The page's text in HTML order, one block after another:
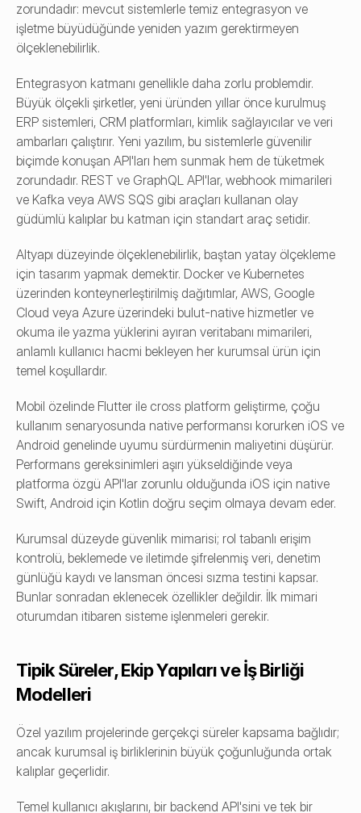
zorundadır: mevcut sistemlerle temiz entegrasyon ve
işletme büyüdüğünde yeniden yazım gerektirmeyen
ölçeklenebilirlik.
Entegrasyon katmanı genellikle daha zorlu problemdir.
Büyük ölçekli şirketler, yeni üründen yıllar önce kurulmuş
ERP sistemleri, CRM platformları, kimlik sağlayıcılar ve veri
ambarları çalıştırır. Yeni yazılım, bu sistemlerle güvenilir
biçimde konuşan API'ları hem sunmak hem de tüketmek
zorundadır. REST ve GraphQL API'lar, webhook mimarileri
ve Kafka veya AWS SQS gibi araçları kullanan olay
güdümlü kalıplar bu katman için standart araç setidir.
Altyapı düzeyinde ölçeklenebilirlik, baştan yatay ölçekleme
için tasarım yapmak demektir. Docker ve Kubernetes
üzerinden konteynerleştirilmiş dağıtımlar, AWS, Google
Cloud veya Azure üzerindeki bulut-native hizmetler ve
okuma ile yazma yüklerini ayıran veritabanı mimarileri,
anlamlı kullanıcı hacmi bekleyen her kurumsal ürün için
temel koşullardır.
Mobil özelinde Flutter ile cross platform geliştirme, çoğu
kullanım senaryosunda native performansı korurken iOS ve
Android genelinde uyumu sürdürmenin maliyetini düşürür.
Performans gereksinimleri aşırı yükseldiğinde veya
platforma özgü API'lar zorunlu olduğunda iOS için native
Swift, Android için Kotlin doğru seçim olmaya devam eder.
Kurumsal düzeyde güvenlik mimarisi; rol tabanlı erişim
kontrolü, beklemede ve iletimde şifrelenmiş veri, denetim
günlüğü kaydı ve lansman öncesi sızma testini kapsar.
Bunlar sonradan eklenecek özellikler değildir. İlk mimari
oturumdan itibaren sisteme işlenmeleri gerekir.
Tipik Süreler, Ekip Yapıları ve İş Birliği
Modelleri
Özel yazılım projelerinde gerçekçi süreler kapsama bağlıdır;
ancak kurumsal iş birliklerinin büyük çoğunluğunda ortak
kalıplar geçerlidir.
Temel kullanıcı akışlarını, bir backend API'sini ve tek bir